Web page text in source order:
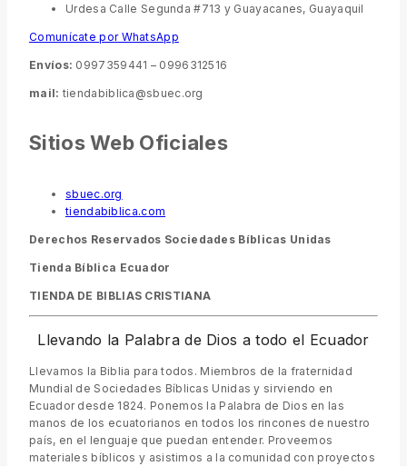
Urdesa Calle Segunda #713 y Guayacanes, Guayaquil
Comunícate por WhatsApp
Envíos: 0997359441 – 0996312516
mail: tiendabiblica@sbuec.org
Sitios Web Oficiales
sbuec.org
tiendabiblica.com
Derechos Reservados Sociedades Bíblicas Unidas
Tienda Bíblica Ecuador
TIENDA DE BIBLIAS CRISTIANA
Llevando la Palabra de Dios a todo el Ecuador
Llevamos la Biblia para todos. Miembros de la fraternidad
Mundial de Sociedades Bíblicas Unidas y sirviendo en
Ecuador desde 1824. Ponemos la Palabra de Dios en las
manos de los ecuatorianos en todos los rincones de nuestro
país, en el lenguaje que puedan entender. Proveemos
materiales bíblicos y asistimos a la comunidad con proyectos